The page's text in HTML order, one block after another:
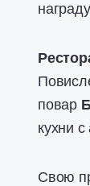
повар
кухни
Свою